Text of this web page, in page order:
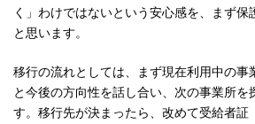
く」わけではないという安心感を、まず保
と思います。
移行の流れとしては、まず現在利用中の事
と今後の方向性を話し合い、次の事業所を
す。移行先が決まったら、改めて受給者証